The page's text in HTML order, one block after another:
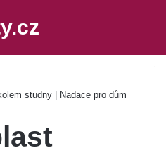
studny | Nadace pro dům